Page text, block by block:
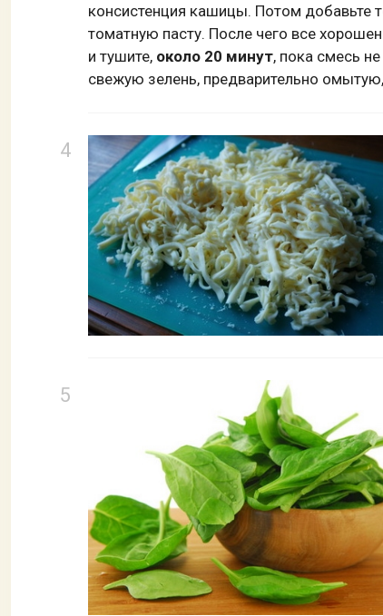
консистенция кашицы. Потом добавьте
томатную пасту. После чего все
и тушите, около 20 минут, пока смесь
свежую зелень, предварительно